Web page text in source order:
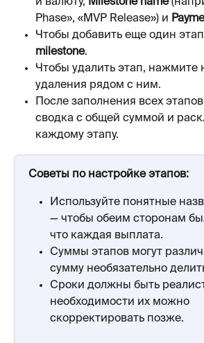
Phase», «MVP Release») и
Чтобы добавить еще один
milestone.
Чтобы удалить этап, нажмите
удаления рядом с ним.
После заполнения всех
сводка с общей суммой и
каждому этапу.
Советы по настройке этапов:
Используйте понятные
— чтобы обеим сторонам
что каждая выплата.
Суммы этапов могут
сумму необязательно
Сроки должны быть
необходимости их можно
скорректировать позже.